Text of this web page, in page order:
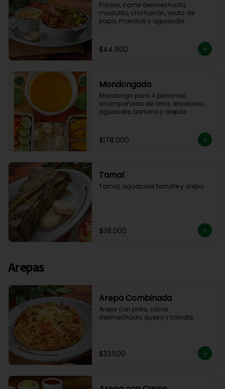
Fríjoles, carne desmechada,
madurito, chicharrón, viruta de
papa, maicitos y aguacate
$44.900
Mondongada
Mondongo para 4 personas,
acompañado de arroz, ensalada,
aguacate, banano y arepas.
$178.000
Tamal
Tamal, aguacate, tomate y arepa.
$38.000
Arepas
Arepa Combinada
Arepa con pollo, carne
desmechado, queso y tomate.
$33.500